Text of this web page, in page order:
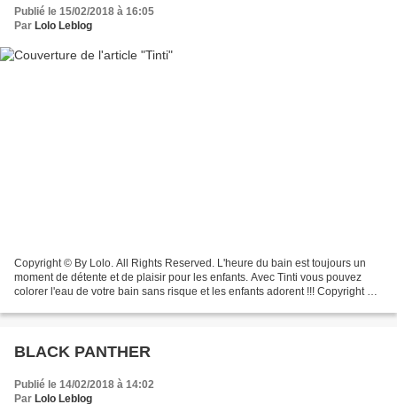
Publié le 15/02/2018 à 16:05
Par Lolo Leblog
Copyright © By Lolo. All Rights Reserved. L'heure du bain est toujours un
moment de détente et de plaisir pour les enfants. Avec Tinti vous pouvez
colorer l'eau de votre bain sans risque et les enfants adorent !!! Copyright ©
BLACK PANTHER
Publié le 14/02/2018 à 14:02
Par Lolo Leblog